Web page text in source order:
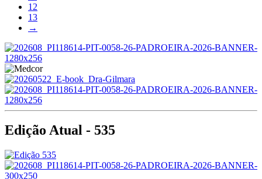
12
13
→
Edição Atual - 535